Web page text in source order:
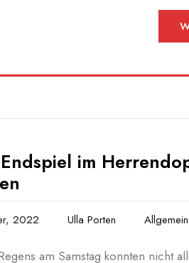
im
2022 Ulla Porten Allgemein
am Samstag konnten nicht